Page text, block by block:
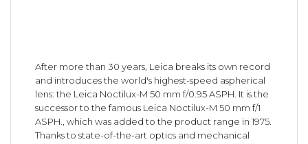
After more than 30 years, Leica breaks its own record
and introduces the world's highest-speed aspherical
lens: the Leica Noctilux-M 50 mm f/0.95 ASPH. It is the
successor to the famous Leica Noctilux-M 50 mm f/1
ASPH., which was added to the product range in 1975.
Thanks to state-of-the-art optics and mechanical